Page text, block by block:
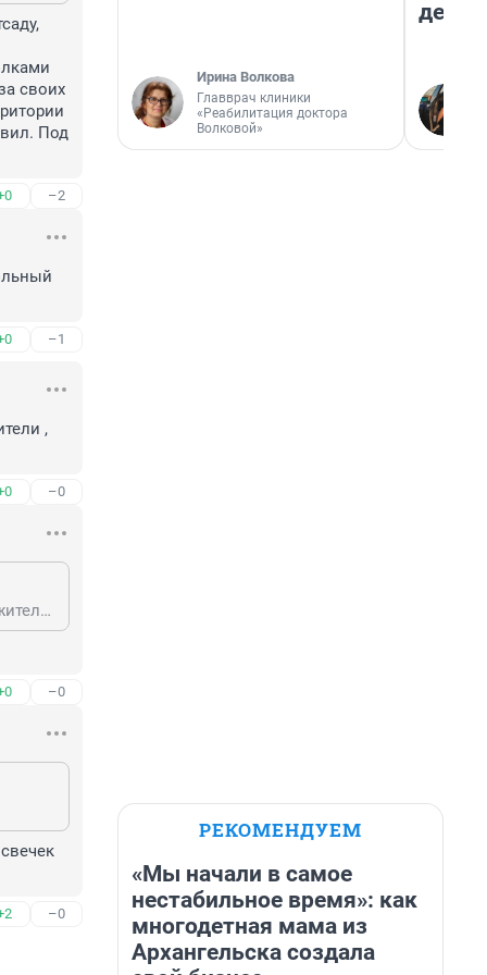
своих
Под
–2
–1
,
–0
Вам не понятно, потому что не знаете предъистории его появления. Сами жители , точнее Совет микрорайона инициировали его появление.
–0
–0
Ирина Волкова
Главврач клиники
«Реабилитация доктора
Волковой»
РЕКОМЕНДУЕМ
«Мы начали в самое
нестабильное время»: как
многодетная мама из
Архангельска создала